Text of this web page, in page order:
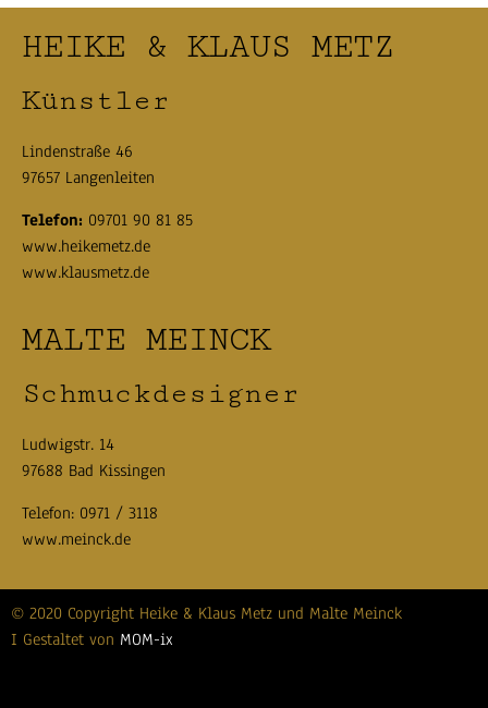
HEIKE & KLAUS METZ
Künstler
Lindenstraße 46
97657 Langenleiten
Telefon: 09701 90 81 85
www.heikemetz.de
www.klausmetz.de
MALTE MEINCK
Schmuckdesigner
Ludwigstr. 14
97688 Bad Kissingen
Telefon: 0971 / 3118
www.meinck.de
© 2020 Copyright Heike & Klaus Metz und Malte Meinck
I Gestaltet von MOM-ix